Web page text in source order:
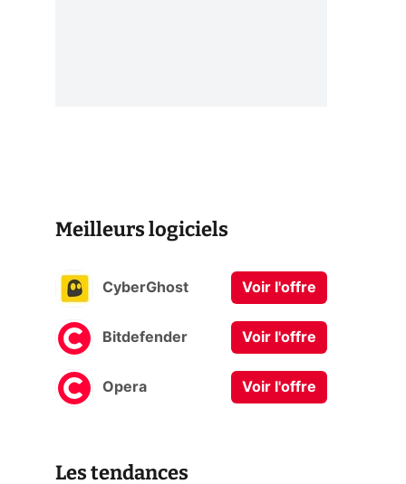
Meilleurs logiciels
CyberGhost Voir l'offre
Bitdefender Voir l'offre
Opera Voir l'offre
Les tendances